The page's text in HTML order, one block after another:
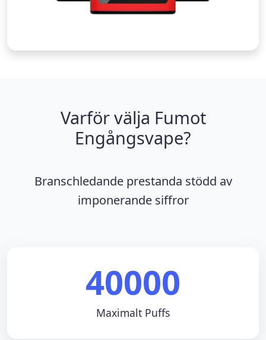
Varför välja Fumot
Engångsvape?
Branschledande prestanda stödd av
imponerande siffror
40000
Maximalt Puffs